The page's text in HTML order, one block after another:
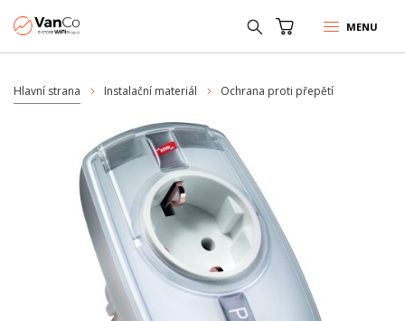
MENU
Hlavní strana Instalační materiál Ochrana proti přepětí